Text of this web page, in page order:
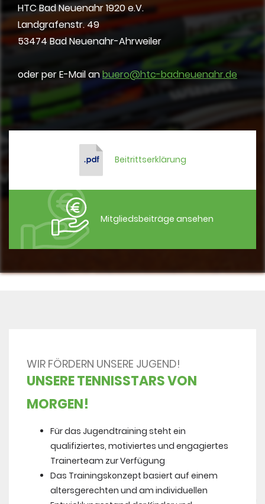
HTC Bad Neuenahr 1920 e.V.
Landgrafenstr. 49
53474 Bad Neuenahr-Ahrweiler
oder per E-Mail anbuero@htc-badneuenahr.de
Beitrittserklärung
Mitgliedsbeiträge ansehen
WIR FÖRDERN UNSERE JUGEND!
UNSERE TENNISSTARS VON
MORGEN!
Für das Jugendtraining steht ein
qualifiziertes, motiviertes und engagiertes
Trainerteam zur Verfügung
Das Trainingskonzept basiert auf einem
altersgerechten und am individuellen